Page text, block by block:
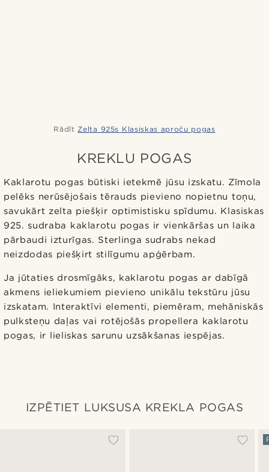
Rādīt Zelta 925s Klasiskas aproču pogas
KREKLU POGAS
Kaklarotu pogas būtiski ietekmē jūsu izskatu. Zīmola
pelēks nerūsējošais tērauds pievieno nopietnu toņu,
savukārt zelta piešķir optimistisku spīdumu. Klasiskas
925. sudraba kaklarotu pogas ir vienkāršas un laika
pārbaudi izturīgas. Sterlinga sudrabs nekad
neizdodas piešķirt stilīgumu apģērbam.
Ja jūtaties drosmīgāks, kaklarotu pogas ar dabīgā
akmens ieliekumiem pievieno unikālu tekstūru jūsu
izskatam. Interaktīvi elementi, piemēram, mehāniskās
pulksteņu daļas vai rotējošās propellera kaklarotu
pogas, ir lieliskas sarunu uzsākšanas iespējas.
IZPĒTIET LUKSUSA KREKLA POGAS